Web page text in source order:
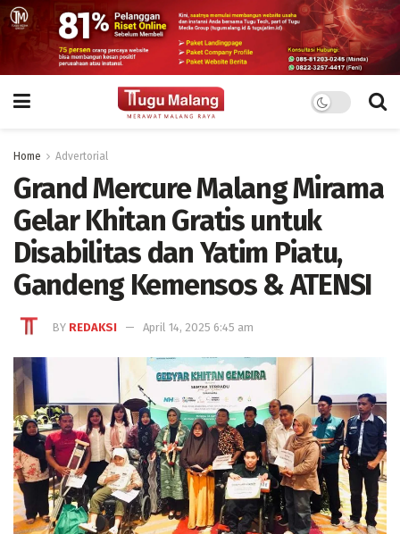
Home Advertorial
Grand Mercure Malang Mirama
Gelar Khitan Gratis untuk
Disabilitas dan Yatim Piatu,
Gandeng Kemensos & ATENSI
BY REDAKSI April 14, 2025 6:45 am